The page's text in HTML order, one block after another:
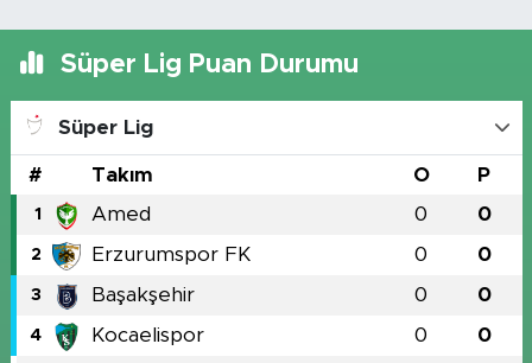
Süper Lig Puan Durumu
Süper Lig
# Takım O P
1 Amed 0 0
2 Erzurumspor FK 0 0
3 Başakşehir 0 0
4 Kocaelispor 0 0